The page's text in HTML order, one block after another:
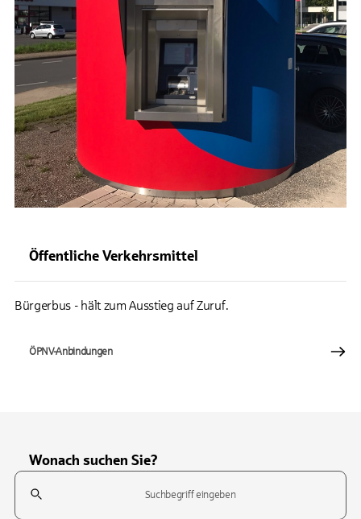
Öffentliche Verkehrsmittel
Bürgerbus - hält zum Ausstieg auf Zuruf.
ÖPNV-Anbindungen
Wonach suchen Sie?
Suchfeld